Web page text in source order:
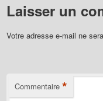
Laisser un
Votre adresse e-mail ne
Commentaire *